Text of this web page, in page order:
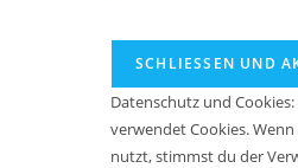
Datenschutz und
verwendet Cookies.
nutzt, stimmst du der